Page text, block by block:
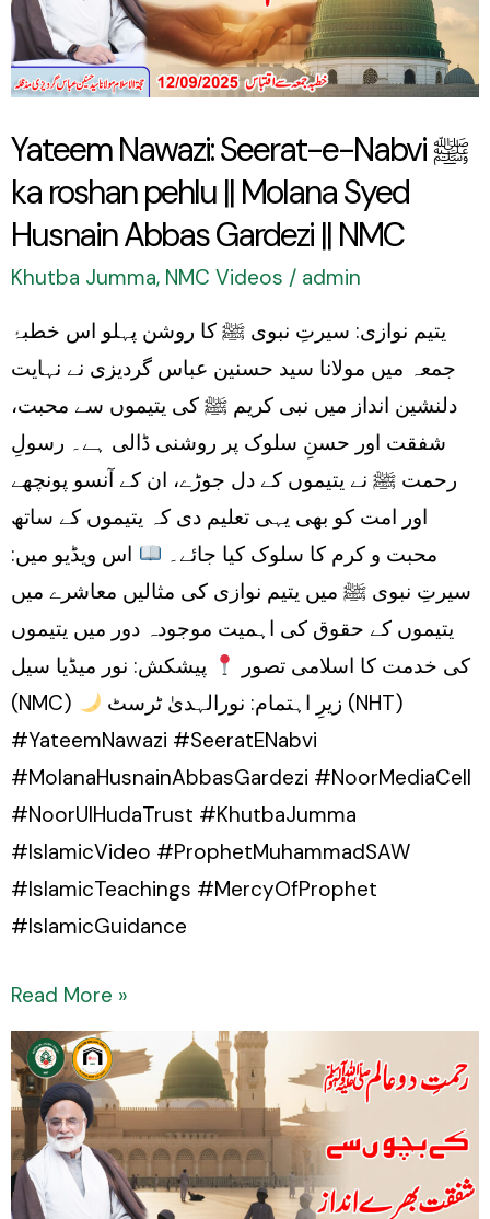
Yateem Nawazi: Seerat-e-Nabvi ﷺ
ka roshan pehlu || Molana Syed
Husnain Abbas Gardezi || NMC
Khutba Jumma, NMC Videos / admin
یتیم نوازی: سیرتِ نبوی ﷺ کا روشن پہلو اس خطبۂ
جمعہ میں مولانا سید حسنین عباس گردیزی نے نہایت
دلنشین انداز میں نبی کریم ﷺ کی یتیموں سے محبت،
شفقت اور حسنِ سلوک پر روشنی ڈالی ہے۔ رسولِ
رحمت ﷺ نے یتیموں کے دل جوڑے، ان کے آنسو پونچھے
اور امت کو بھی یہی تعلیم دی کہ یتیموں کے ساتھ
محبت و کرم کا سلوک کیا جائے۔
اس ویڈیو میں:
سیرتِ نبوی ﷺ میں یتیم نوازی کی مثالیں معاشرے میں
یتیموں کے حقوق کی اہمیت موجودہ دور میں یتیموں
کی خدمت کا اسلامی تصور
پیشکش: نور میڈیا سیل
(NMC)
#YateemNawazi #SeeratENabvi
#MolanaHusnainAbbasGardezi #NoorMediaCell
#NoorUlHudaTrust #KhutbaJumma
#IslamicVideo #ProphetMuhammadSAW
#IslamicTeachings #MercyOfProphet
#IslamicGuidance
ﷺ
ka
pehlu
||
Molana
Abbas
Gardezi
||
NMC
Read More »
Rehmat-
e-
Do
Alam
ﷺ